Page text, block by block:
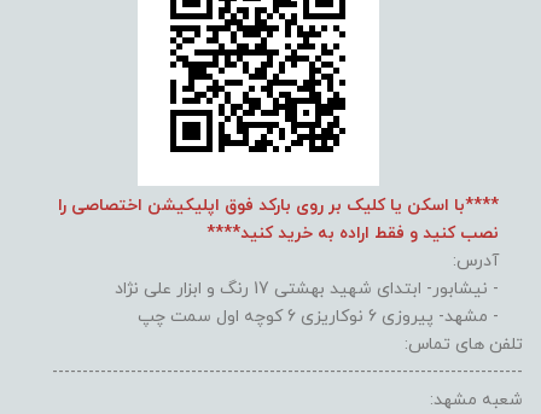
****با اسکن یا کلیک بر روی بارکد فوق اپلیکیشن اختصاصی را
نصب کنید و فقط اراده به خرید کنید****
آدرس:
- نیشابور- ابتدای شهید بهشتی 17 رنگ و ابزار علی نژاد
- مشهد- پیروزی 6 نوکاریزی 6 کوچه اول سمت چپ
تلفن های تماس:
------------------------------------------------------------------------------
شعبه مشهد: